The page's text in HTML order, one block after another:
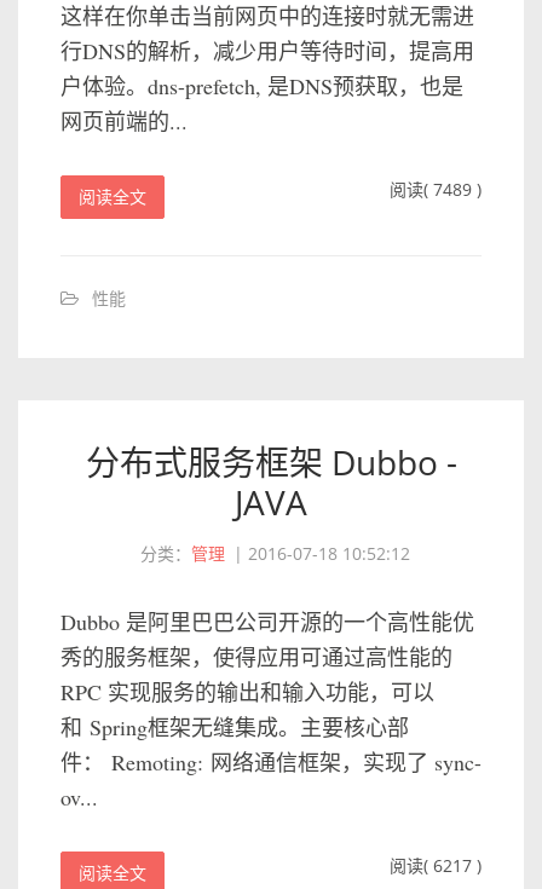
这样在你单击当前网页中的连接时就无需进
行DNS的解析，减少用户等待时间，提高用
户体验。dns-prefetch, 是DNS预获取，也是
网页前端的...
阅读全文 阅读( 7489 )
性能
分布式服务框架 Dubbo -
JAVA
分类： 管理 | 2016-07-18 10:52:12
Dubbo 是阿里巴巴公司开源的一个高性能优
秀的服务框架，使得应用可通过高性能的
RPC 实现服务的输出和输入功能，可以
和 Spring框架无缝集成。主要核心部
件： Remoting: 网络通信框架，实现了 sync-
ov...
阅读全文 阅读( 6217 )